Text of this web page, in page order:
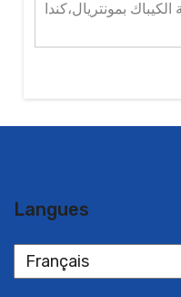
بمونتريال،كندا
Langues
Langues